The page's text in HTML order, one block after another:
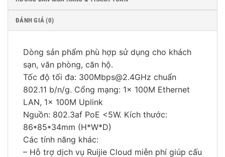
ĐÁNH GIÁ (0)
Dòng sản phẩm phù hợp sử dụng cho khách
sạn, văn phòng, căn hộ.
Tốc độ tối đa: 300Mbps@2.4GHz chuẩn
802.11 b/n/g. Cổng mạng: 1x 100M Ethernet
LAN, 1x 100M Uplink
Nguồn: 802.3af PoE <5W. Kích thước:
86*85*34mm (H*W*D)
Các tính năng khác:
– Hỗ trợ dịch vụ Ruijie Cloud miễn phí giúp cấu